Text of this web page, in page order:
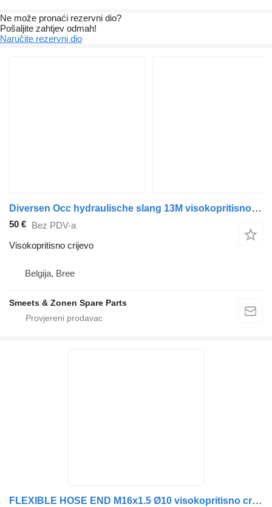
Ne može pronaći rezervni dio?
Pošaljite zahtjev odmah!
Naručite rezervni dio
Diversen Occ hydraulische slang 13M visokopritisno crijevo za kamiona
50 € Bez PDV-a
Visokopritisno crijevo
Belgija, Bree
Smeets & Zonen Spare Parts
FLEXIBLE HOSE END M16x1.5 Ø10 visokopritisno crijevo za kamiona